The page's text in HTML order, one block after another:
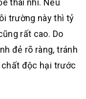
thai nhi. Nếu
trường này thì tỷ
rất cao. Do
đẻ rõ ràng, tránh
chất độc hại trước